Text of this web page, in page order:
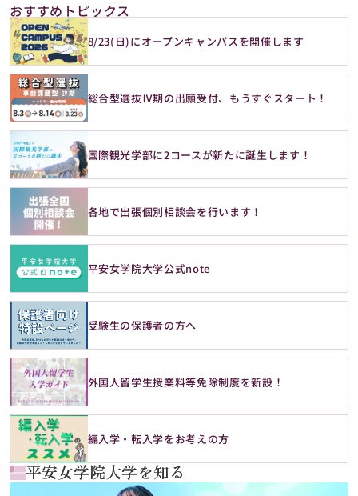
おすすめトピックス
8/23(日)にオープンキャンパスを開催します
総合型選抜Ⅳ期の出願受付、もうすぐスタート！
国際観光学部に2コースが新たに誕生します！
各地で出張個別相談会を行います！
平安女学院大学公式note
受験生の保護者の方へ
外国人留学生授業料等免除制度を新設！
編入学・転入学をお考えの方
平安女学院大学を知る